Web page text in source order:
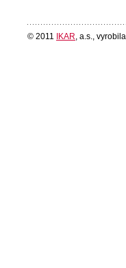
© 2011 IKAR , a.s., vyrobila